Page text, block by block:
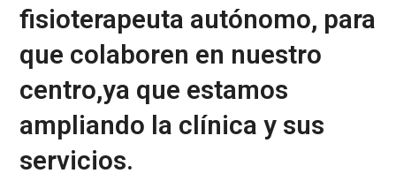
fisioterapeuta autónomo, para
que colaboren en nuestro
centro,ya que estamos
ampliando la clínica y sus
servicios.